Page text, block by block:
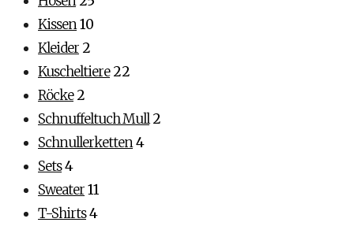
Kissen10
Kleider 2
Kuscheltiere 22
Röcke 2
Schnuffeltuch Mull 2
Schnullerketten4
Sets4
Sweater11
T-Shirts4